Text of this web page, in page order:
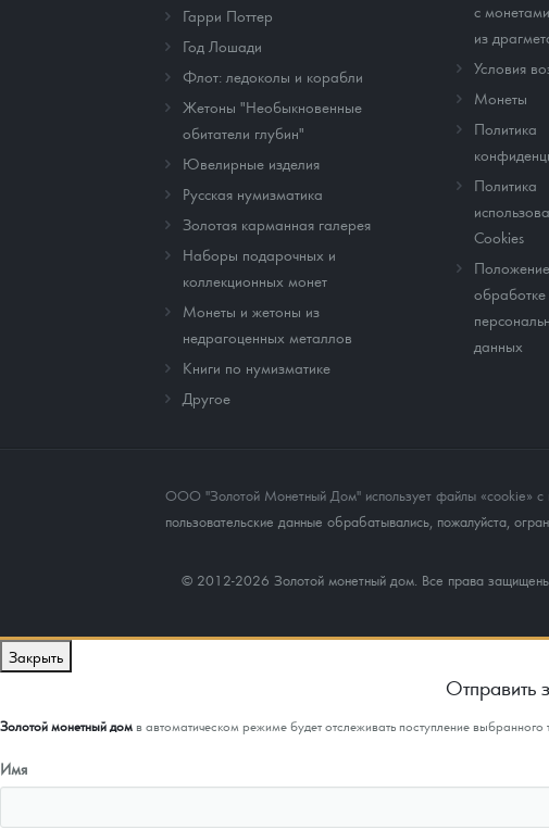
Гарри Поттер
Год Лошади
Флот: ледоколы и корабли
Жетоны "Необыкновенные
обитатели глубин"
Ювелирные изделия
Русская нумизматика
Золотая карманная галерея
Наборы подарочных и
коллекционных монет
Монеты и жетоны из
недрагоценных металлов
Книги по нумизматике
Другое
с монетами
из
Условия
Монеты
Политика
Политика
Cookies
данных
ООО "Золотой Монетный Дом" использует файлы «cookie» с
пользовательские данные обрабатывались, пожалуйста,
© 2012-2026 Золотой монетный дом. Все права
Закрыть
Отправить
Золотой монетный домв автоматическом режиме будет отслеживать поступление
Имя